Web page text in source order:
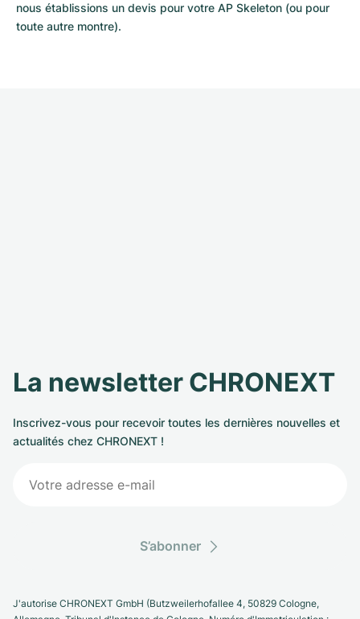
nous établissions un devis pour votre AP Skeleton (ou pour
toute autre montre).
La newsletter CHRONEXT
Inscrivez-vous pour recevoir toutes les dernières nouvelles et
actualités chez CHRONEXT !
S’abonner
J'autorise CHRONEXT GmbH (Butzweilerhofallee 4, 50829 Cologne,